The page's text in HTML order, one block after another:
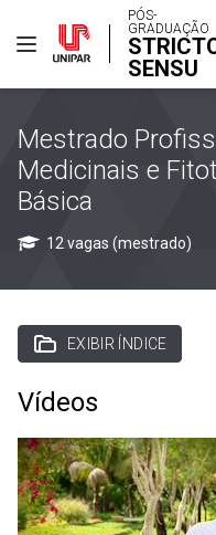
PÓS-
GRADUAÇÃO
SENSU
Mestrado
Medicinais e
Básica
12 vagas (mestrado)
EXIBIR ÍNDICE
Vídeos